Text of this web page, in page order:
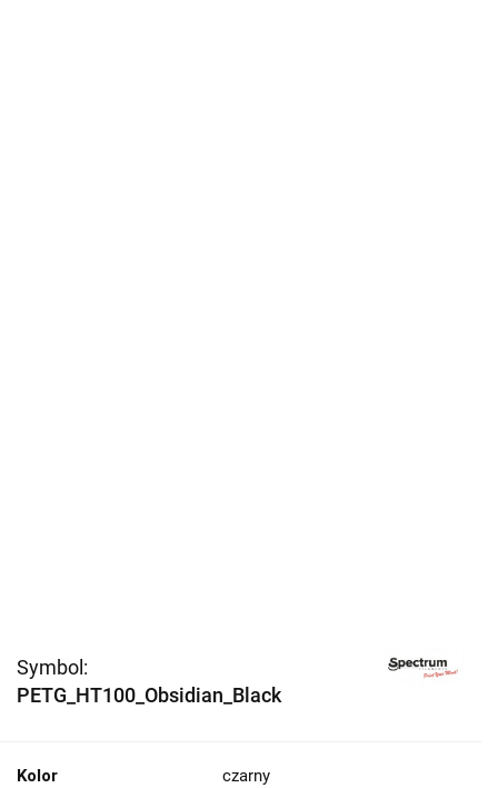
Symbol:
PETG_HT100_Obsidian_Black
Kolor czarny